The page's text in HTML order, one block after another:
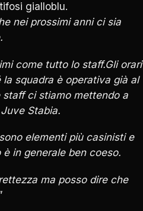
gialloblu.
nei prossimi anni ci sia
come tutto lo staff.Gli orari
squadra è operativa già al
ci stiamo mettendo a
Stabia.
elementi più casinisti e
in generale ben coeso.
ma posso dire che